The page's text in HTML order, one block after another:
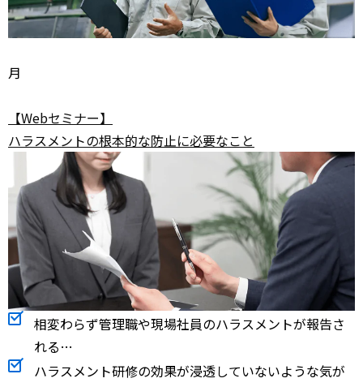
月
【Webセミナー】
ハラスメントの根本的な防止に必要なこと
相変わらず管理職や現場社員のハラスメントが報告さ
れる…
ハラスメント研修の効果が浸透していないような気が